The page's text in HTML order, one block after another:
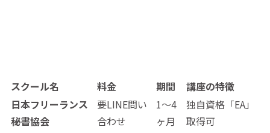
スクール名 料金 期間
講座の特徴
日本フリーランス
秘書協会
要LINE問い
合わせ
1〜4
ヶ月
独自資格「EA」
取得可